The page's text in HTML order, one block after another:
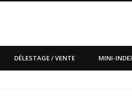
DÉLESTAGE / VENTE MINI-